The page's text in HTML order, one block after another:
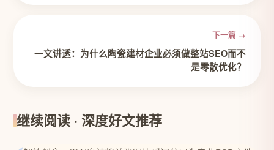
下一篇 →
一文讲透：为什么陶瓷建材企业必须做整站SEO而不
是零散优化？
继续阅读 · 深度好文推荐